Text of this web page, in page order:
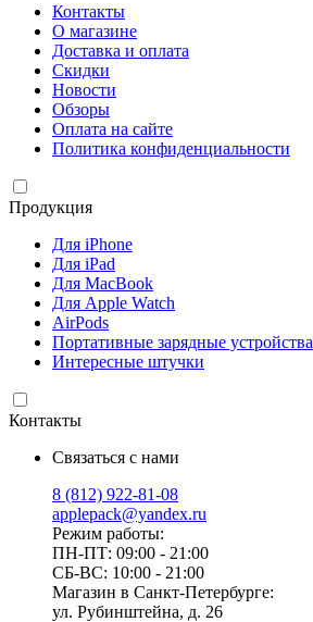
Контакты
О магазине
Доставка и оплата
Скидки
Новости
Обзоры
Оплата на сайте
Политика конфиденциальности
Продукция
Для iPhone
Для iPad
Для MacBook
Для Apple Watch
AirPods
Портативные зарядные устройства
Интересные штучки
Контакты
Связаться с нами
8 (812) 922-81-08
applepack@yandex.ru
Режим работы:
ПН-ПТ: 09:00 - 21:00
СБ-ВС: 10:00 - 21:00
Магазин в Санкт-Петербурге:
ул. Рубинштейна, д. 26